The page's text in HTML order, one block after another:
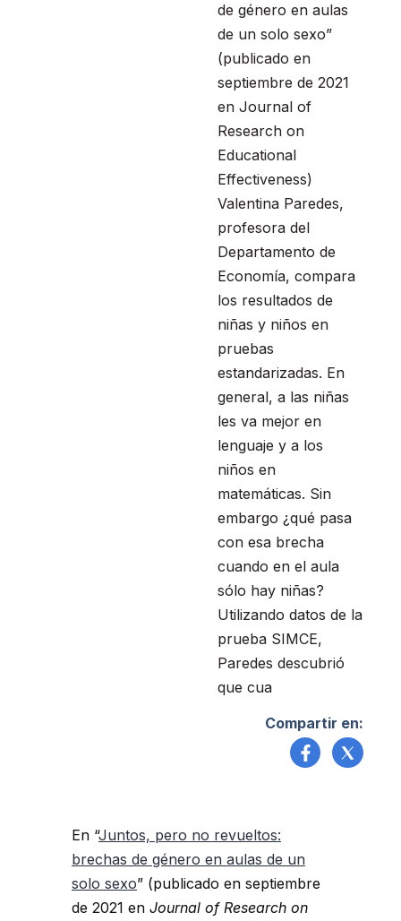
de género en aulas
de un solo sexo”
(publicado en
septiembre de 2021
en Journal of
Research on
Educational
Effectiveness)
Valentina Paredes,
profesora del
Departamento de
Economía, compara
los resultados de
niñas y niños en
pruebas
estandarizadas. En
general, a las niñas
les va mejor en
lenguaje y a los
niños en
matemáticas. Sin
embargo ¿qué pasa
con esa brecha
cuando en el aula
sólo hay niñas?
Utilizando datos de la
prueba SIMCE,
Paredes descubrió
que cua
Compartir en:
En “Juntos, pero no revueltos:
brechas de género en aulas de un
solo sexo” (publicado en septiembre
de 2021 en Journal of Research on